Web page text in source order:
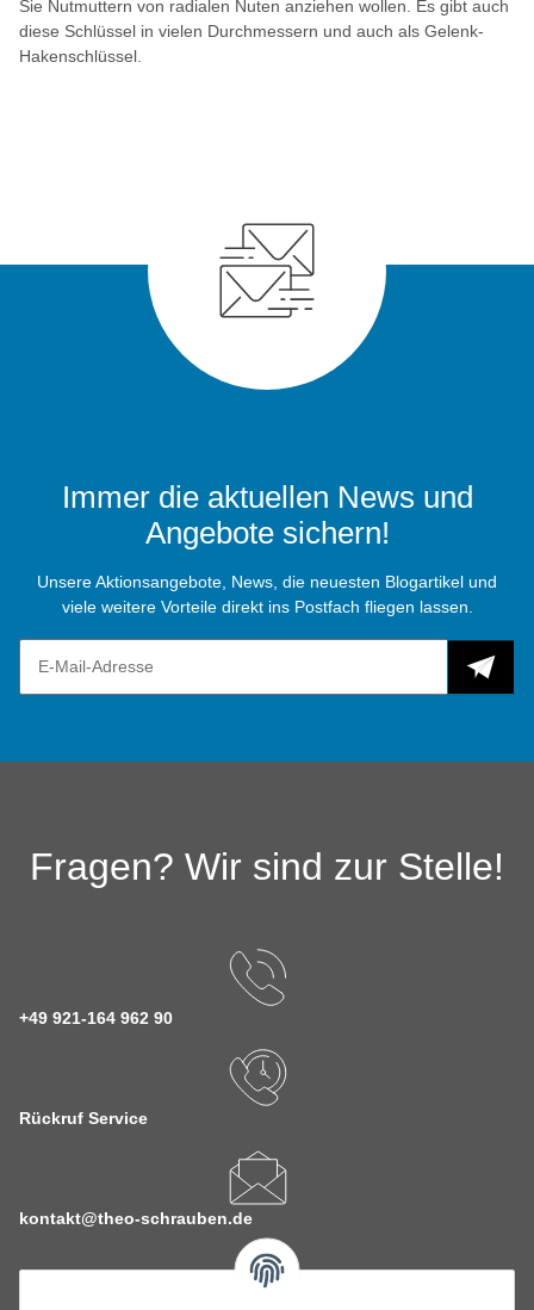
Sie Nutmuttern von radialen Nuten anziehen wollen. Es gibt auch
diese Schlüssel in vielen Durchmessern und auch als Gelenk-
Hakenschlüssel.
Immer die aktuellen News und
Angebote sichern!
Unsere Aktionsangebote, News, die neuesten Blogartikel und
viele weitere Vorteile direkt ins Postfach fliegen lassen.
Fragen? Wir sind zur Stelle!
+49 921-164 962 90
Rückruf Service
kontakt@theo-schrauben.de